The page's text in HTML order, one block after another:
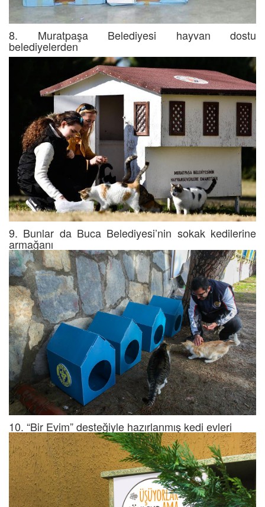
8. Muratpaşa Belediyesi hayvan dostu
belediyelerden
9. Bunlar da Buca Belediyesi’nin sokak kedilerine
armağanı
10. “Bir Evim” desteğiyle hazırlanmış kedi evleri